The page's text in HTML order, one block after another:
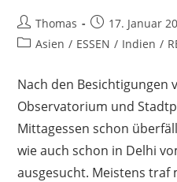
Beitrags-
Autor:
Thomas
Beitrag
veröffentlicht:
17. Januar
Beitrags-
Asien / ESSEN / Indien /
Nach den Besichtigungen
Observatorium und
Mittagessen schon
wie auch schon in Delhi
ausgesucht. Meistens traf